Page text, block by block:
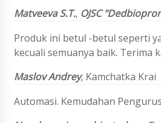
Matveeva S.T., OJSC
Produk ini betul -betul seperti
kecuali semuanya baik. Terima
Maslov Andrey, Kamchatka Krai
Automasi. Kemudahan